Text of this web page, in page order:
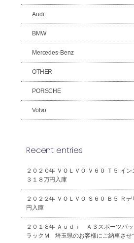
Audi
BMW
Mercedes-Benz
OTHER
PORSCHE
Volvo
Recent entries
２０２０年 ＶＯＬＶＯ Ｖ６０ Ｔ５ イ
３１８万円入庫
２０２２年 ＶＯＬＶＯ Ｓ６０ Ｂ５
円入庫
２０１８年 Ａｕｄｉ Ａ３スポーツバ
ラックＭ 埼玉県のお客様にご納車させ